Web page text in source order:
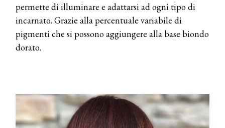
permette di illuminare e adattarsi ad ogni tipo di
incarnato. Grazie alla percentuale variabile di
pigmenti che si possono aggiungere alla base biondo
dorato.